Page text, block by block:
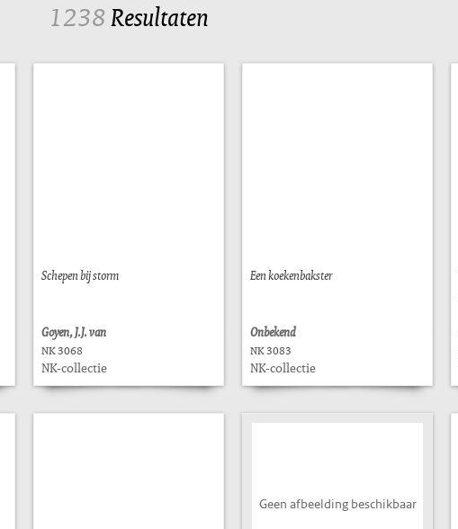
1238Resultaten
Schepen bij storm
Goyen, J.J. van
NK 3068
NK-collectie
Een koekenbakster
Onbekend
NK 3083
NK-collectie
Geen afbeelding beschikbaar